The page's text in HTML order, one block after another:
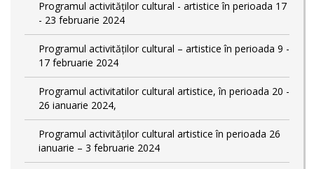
Programul activităților cultural - artistice în perioada 17
- 23 februarie 2024
Programul activităților cultural – artistice în perioada 9 -
17 februarie 2024
Programul activitatilor cultural artistice, în perioada 20 -
26 ianuarie 2024,
Programul activităților cultural artistice în perioada 26
ianuarie – 3 februarie 2024